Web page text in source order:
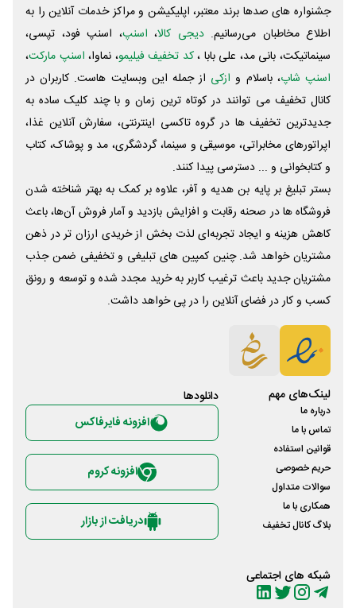
جشنواره های صدها برند معتبر، اپلیکیشن و مراکز خدمات آنلاین را به
اطلاع مخاطبان می‌رسانیم. دیجی کالا، اسنپ، اسنپ فود، تپسی،
سینماتیکت، بانی مد، علی‌ بابا ،کد تخفیف فیلیمو، نماوا، اسنپ مارکت،
اسنپ شاپ، باسلام و ازکی از جمله این وبسایت ‌هاست. کاربران در
کانال تخفیف می توانند در کوتاه ترین زمان و با چند کلیک ساده به
جدیدترین تخفیف ها در گروه تاکسی اینترنتی، سفارش آنلاین غذا،
اپراتورهای مخابراتی، موسیقی و سینما، گردشگری، مد و پوشاک، کتاب
و کتابخوانی و ... دسترسی پیدا کنند.
بستر تبلیغ بر پایه بن هدیه و آفر، علاوه بر کمک به بهتر شناخته شدن
فروشگاه ها در صحنه رقابت و افزایش بازدید و آمار فروش آن‌ها، باعث
کاهش هزینه و ایجاد تجربه‌ای لذت بخش از خریدی ارزان تر در ذهن
مشتریان خواهد شد. چنین کمپین های تبلیغی و تخفیفی ضمن جذب
مشتریان جدید باعث ترغیب کاربر به خرید مجدد شده و توسعه و رونق
کسب و کار در فضای آنلاین را در پی خواهد داشت.
لینک‌های مهم
درباره ما
تماس با ما
قوانین استفاده
حریم خصوصی
سوالات متداول
همکاری با ما
بلاگ کانال تخفیف
شبکه های اجتماعی
دانلود‌ها
افزونه فایرفاکس
افزونه کروم
دریافت از بازار